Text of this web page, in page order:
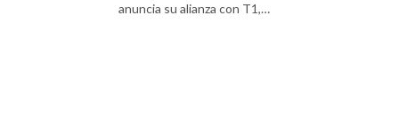
anuncia su alianza con T1,…